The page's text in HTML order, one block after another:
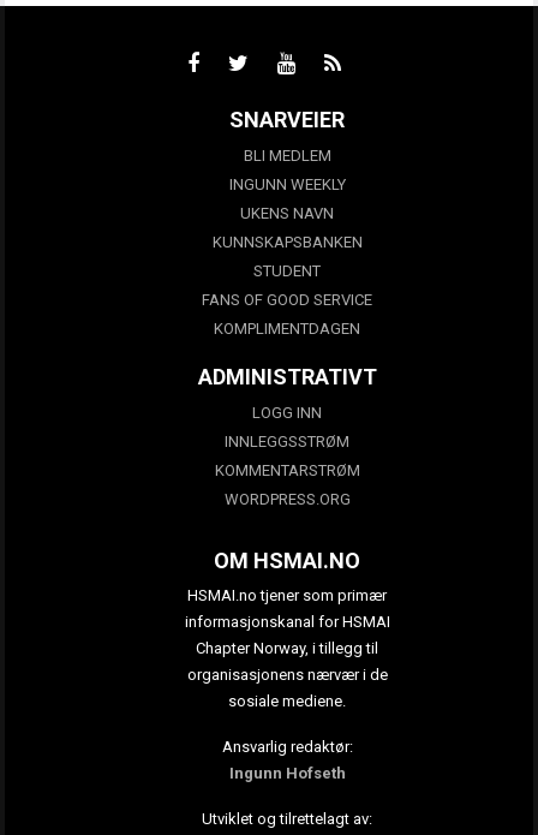
SNARVEIER
BLI MEDLEM
INGUNN WEEKLY
UKENS NAVN
KUNNSKAPSBANKEN
STUDENT
FANS OF GOOD SERVICE
KOMPLIMENTDAGEN
ADMINISTRATIVT
LOGG INN
INNLEGGSSTRØM
KOMMENTARSTRØM
WORDPRESS.ORG
OM HSMAI.NO
HSMAI.no tjener som primær
informasjonskanal for HSMAI
Chapter Norway, i tillegg til
organisasjonens nærvær i de
sosiale mediene.
Ansvarlig redaktør:
Ingunn Hofseth
Utviklet og tilrettelagt av: